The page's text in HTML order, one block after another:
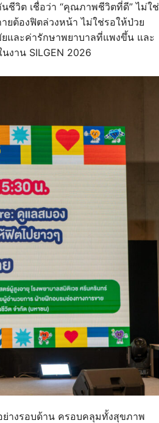
ชีวิต เชื่อว่า “คุณภาพชีวิตที่ดี” ไม่ใช่
ยต้องฟิตล่วงหน้า ไม่ใช่รอให้ป่วย
และค่ารักษาพยาบาลที่แพงขึ้น และ
งาน SILGEN 2026
ย่างรอบด้าน ครอบคลุมทั้งสุขภาพ